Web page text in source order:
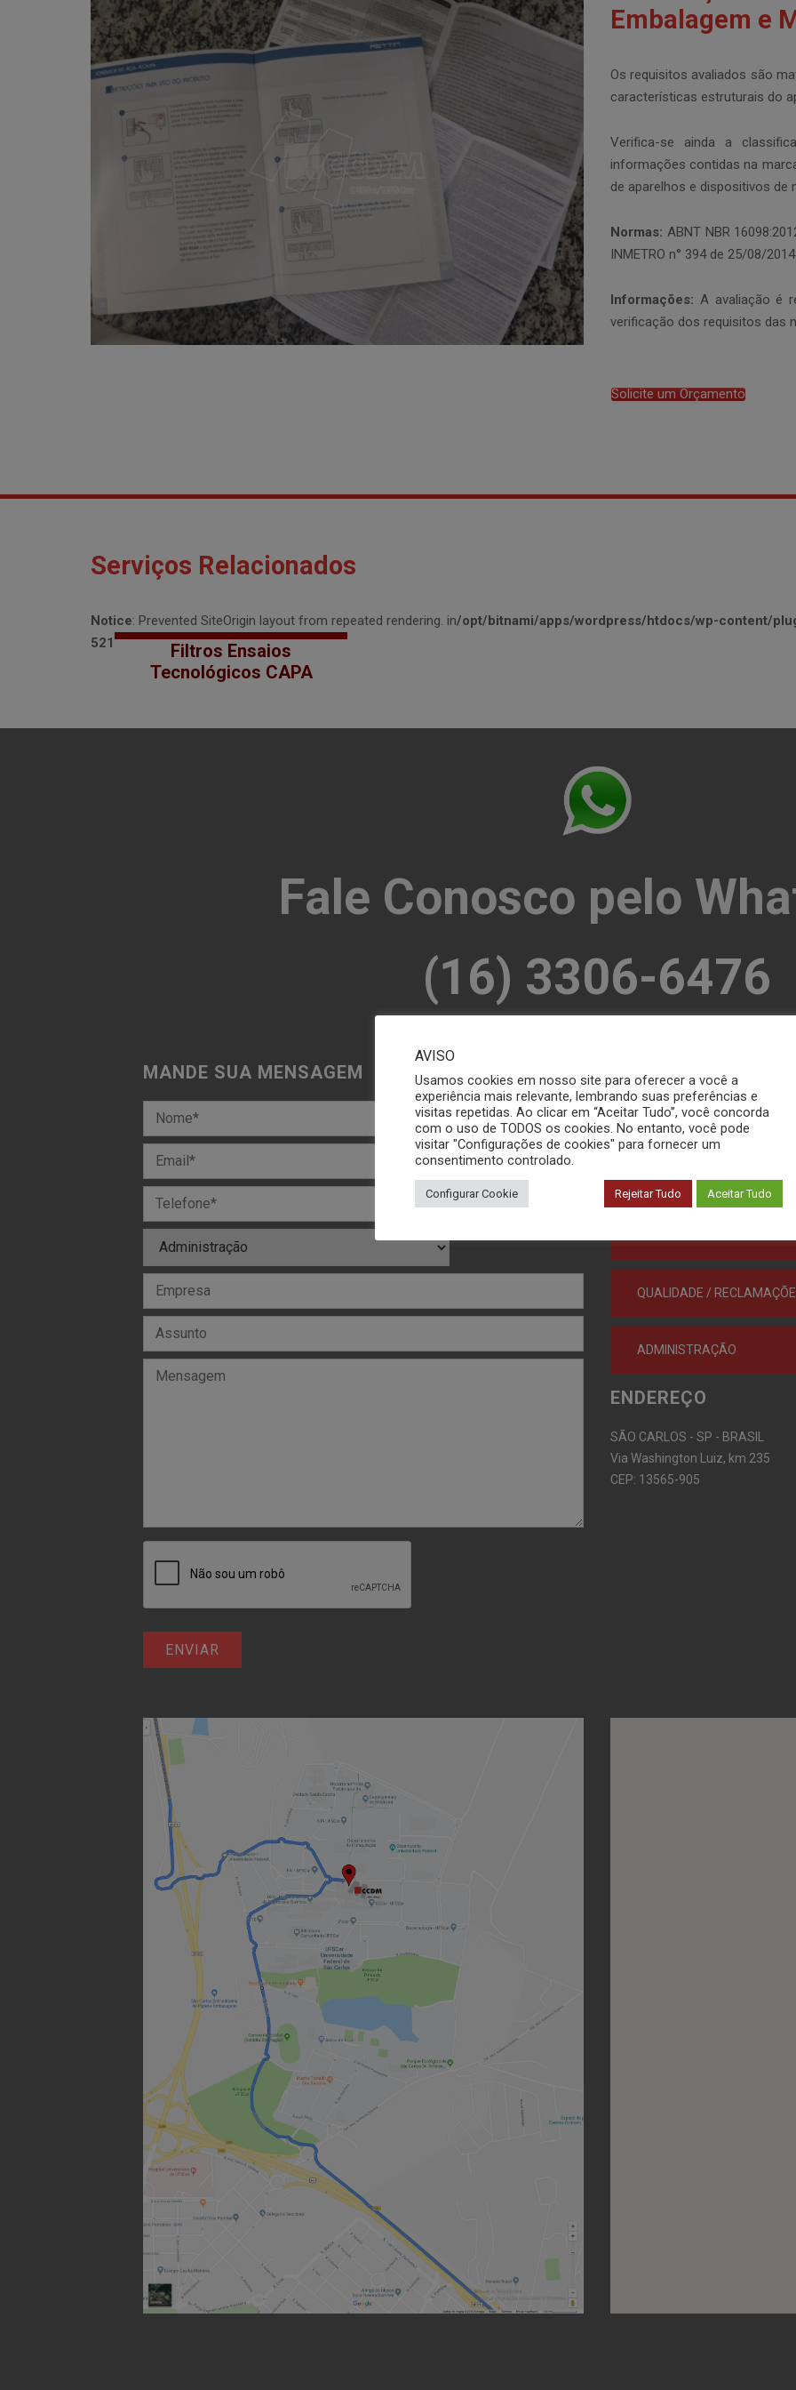
Embalagem e
Os requisitos avaliados são
características estruturais do
Verifica-se ainda a
informações contidas na
de aparelhos e dispositivos de
Normas: ABNT NBR
INMETRO n° 394 de 25/08/
Informações: A avaliação é
verificação dos requisitos das
Solicite um Orçamento
Serviços Relacionados
Notice: Prevented SiteOrigin layout from repeated rendering. in/opt/bitnami/apps/wordpress/htdocs/wp-content/
521
Filtros Ensaios
Tecnológicos CAPA
Fale Conosco pelo
(16) 3306-6476
MANDE SUA MENSAGEM ENTRE EM
POLÍMEROS
CERÂMICA
QUALIDADE /
ADMINISTRAÇÃO
ENDEREÇO
SÃO CARLOS - SP - BRASIL
Via Washington Luiz, km 235
CEP: 13565-905
AVISO
Usamos cookies em nosso site para oferecer a você a
experiência mais relevante, lembrando suas preferências e
visitas repetidas. Ao clicar em “Aceitar Tudo”, você concorda
com o uso de TODOS os cookies. No entanto, você pode
visitar "Configurações de cookies" para fornecer um
consentimento controlado.
Configurar Cookie Rejeitar Tudo Aceitar Tudo